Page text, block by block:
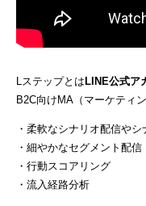
Lステップとは LINE公式ア
B2C向けMA（マーケティ
・柔軟なシナリオ配信やシ
・細やかなセグメント配信
・行動スコアリング
・流入経路分析